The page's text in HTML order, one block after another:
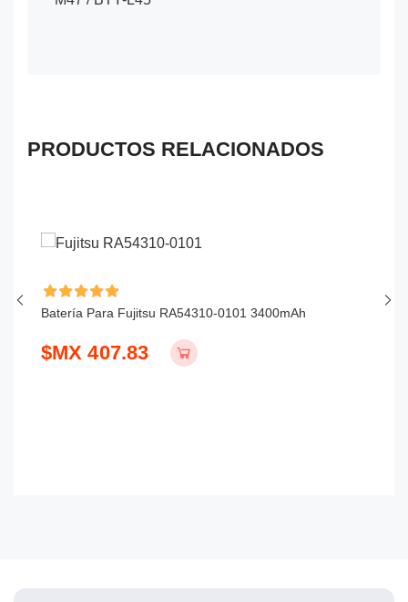
PRODUCTOS RELACIONADOS
Batería Para Fujitsu RA54310-0101 3400mAh
$MX 407.83